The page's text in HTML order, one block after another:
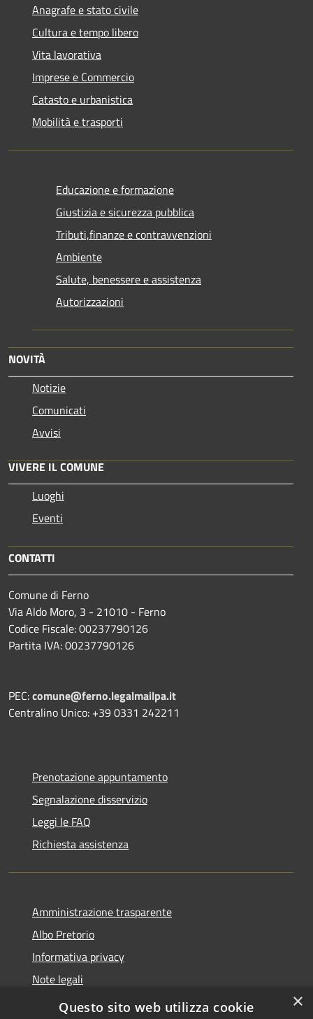
Anagrafe e stato civile
Cultura e tempo libero
Vita lavorativa
Imprese e Commercio
Catasto e urbanistica
Mobilità e trasporti
Educazione e formazione
Giustizia e sicurezza pubblica
Tributi,finanze e contravvenzioni
Ambiente
Salute, benessere e assistenza
Autorizzazioni
NOVITÀ
Notizie
Comunicati
Avvisi
VIVERE IL COMUNE
Luoghi
Eventi
CONTATTI
Comune di Ferno
Via Aldo Moro, 3 - 21010 - Ferno
Codice Fiscale: 00237790126
Partita IVA: 00237790126
PEC:comune@ferno.legalmailpa.it
Centralino Unico: +39 0331 242211
Prenotazione appuntamento
Segnalazione disservizio
Leggi le FAQ
Richiesta assistenza
Amministrazione trasparente
Albo Pretorio
Informativa privacy
Note legali
Dichiarazione di accessibilità
×
Questo sito web utilizza cookie